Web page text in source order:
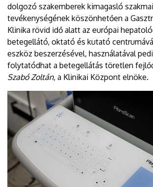
dolgozó szakemberek kimagasló szakmai
tevékenységének köszönhetően a
Klinika rövid idő alatt az európai
betegellátó, oktató és kutató
eszköz beszerzésével, használatával
folytatódhat a betegellátás töretlen
Szabó Zoltán, a Klinikai Központ elnöke.